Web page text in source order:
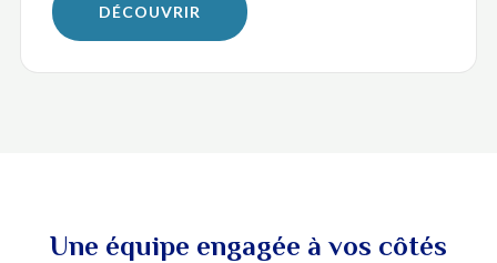
DÉCOUVRIR
Une équipe engagée à vos côtés